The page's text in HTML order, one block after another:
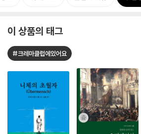
이 상품의 태그
#크레마클럽에있어요